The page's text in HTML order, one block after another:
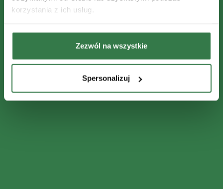
korzystania z ich usług.
Zezwól na wszystkie
Spersonalizuj